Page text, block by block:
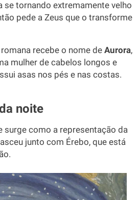
se tornando extremamente velho
pede a Zeus que o transforme
recebe o nome de Aurora,
mulher de cabelos longos e
asas nos pés e nas costas.
noite
surge como a representação da
junto com Érebo, que está